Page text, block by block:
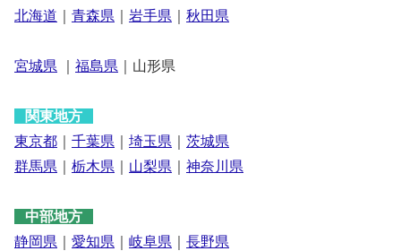
北海道
青森県 岩手県 秋田県
宮城県 福島県 ｜山形県
関東地方
東京都
千葉県 埼玉県
茨城県
群馬県
栃木県 山梨県 神奈川県
中部地方
静岡県
愛知県 岐阜県 長野県